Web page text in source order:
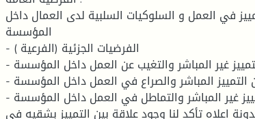
في العمل و السلوكيات السلبية لدى العمال داخل
المؤسسة
- الفرضيات الجزئية (الفرعية )
- هناك علاقة بين التمييز غير المباشر والتغيب عن العمل داخل المؤسسة
- هناك علاقة بين التمييز المباشر والصراع في العمل داخل المؤسسة
- هناك علاقة بين التمييز غير المباشر والتماطل في العمل داخل المؤسسة .
اعلاه تأكد لنا وجود علاقة بين التمييز بشقيه في